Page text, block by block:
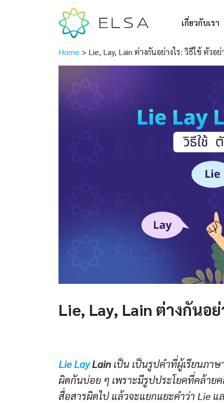
เกี่ยวกับเรา
Home > Lie, Lay, Lain ต่างกันอย่างไร: วิธีใช้ ตัวอ
Lie, Lay, Lain ต่างกันอ
Lie LayLain เป็น เป็นรูปคำที่ผู้เรียนภา
ผิดกันบ่อย ๆ เพราะมีรูปประโยคที่คล้าย
สื่อสารผิดไป แล้วจะแยกแยะคำว่า Lie แ